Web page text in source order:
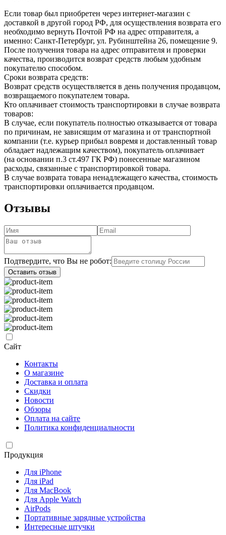
Если товар был приобретен через интернет-магазин с
доставкой в другой город РФ, для осуществления возврата его
необходимо вернуть Почтой РФ на адрес отправителя, а
именно: Санкт-Петербург, ул. Рубинштейна 26, помещение 9.
После получения товара на адрес отправителя и проверки
качества, производится возврат средств любым удобным
покупателю способом.
Сроки возврата средств:
Возврат средств осуществляется в день получения продавцом,
возвращаемого покупателем товара.
Кто оплачивает стоимость транспортировки в случае возврата
товаров:
В случае, если покупатель полностью отказывается от товара
по причинам, не зависящим от магазина и от транспортной
компании (т.е. курьер прибыл вовремя и доставленный товар
обладает надлежащим качеством), покупатель оплачивает
(на основании п.3 ст.497 ГК РФ) понесенные магазином
расходы, связанные с транспортировкой товара.
В случае возврата товара ненадлежащего качества, стоимость
транспортировки оплачивается продавцом.
Отзывы
Подтвердите, что Вы не робот:
Оставить отзыв
Сайт
Контакты
О магазине
Доставка и оплата
Скидки
Новости
Обзоры
Оплата на сайте
Политика конфиденциальности
Продукция
Для iPhone
Для iPad
Для MacBook
Для Apple Watch
AirPods
Портативные зарядные устройства
Интересные штучки